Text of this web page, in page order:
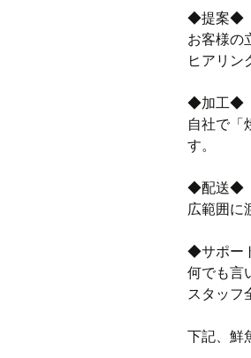
◆提案◆
お客様の
ヒアリン
◆加工◆
自社で「
す。
◆配送◆
広範囲に
◆サポー
何でも言
スタッフ
下記、鮮